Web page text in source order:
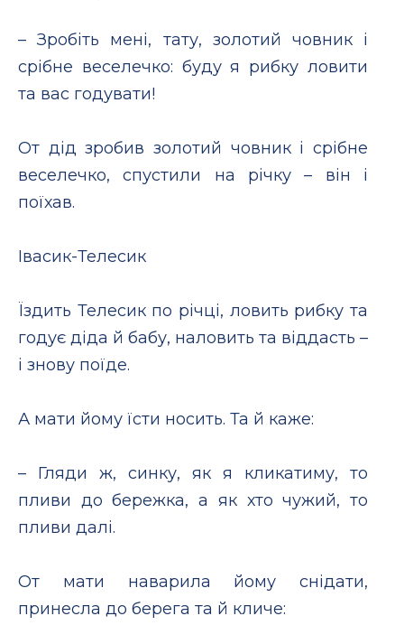
– Зробіть мені, тату, золотий човник і
срібне веселечко: буду я рибку ловити
та вас годувати!
От дід зробив золотий човник і срібне
веселечко, спустили на річку – він і
поїхав.
Iвасик-Телесик
Їздить Телесик по річці, ловить рибку та
годує діда й бабу, наловить та віддасть –
і знову поїде.
А мати йому їсти носить. Та й каже:
– Гляди ж, синку, як я кликатиму, то
пливи до бережка, а як хто чужий, то
пливи далі.
От мати наварила йому снідати,
принесла до берега та й кличе: